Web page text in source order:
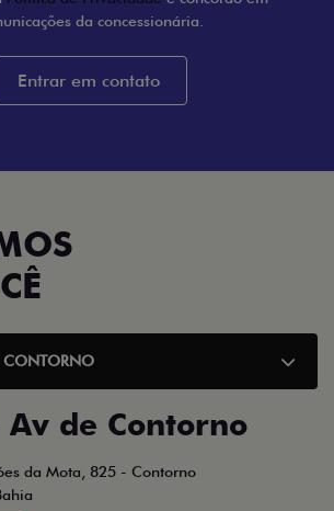
da concessionária.
Entrar em contato
CONTORNO
de Contorno
da Mota, 825 - Contorno